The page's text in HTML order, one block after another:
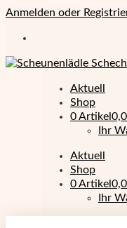
Anmelden oder
Aktuell
Shop
0 Artikel
Ihr
Aktuell
Shop
0 Artikel
Ihr